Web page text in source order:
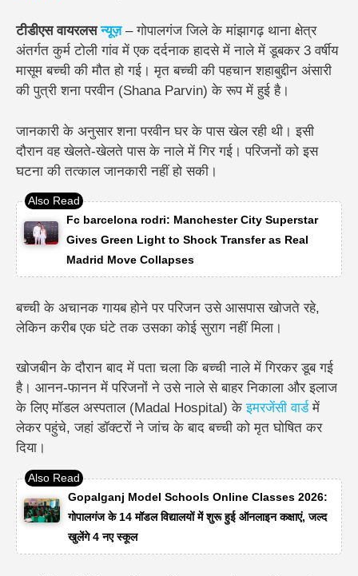
टीडीएस वायरलसन्यूज़– गोपालगंज जिले के मांझागढ़ थाना क्षेत्र
अंतर्गत कुर्म टोली गांव में एक दर्दनाक हादसे में नाले में डूबकर 3 वर्षीय
मासूम बच्ची की मौत हो गई। मृत बच्ची की पहचान शहाबुद्दीन अंसारी
की पुत्री शना परवीन (Shana Parvin) के रूप में हुई है।
जानकारी के अनुसार शना परवीन घर के पास खेल रही थी। इसी
दौरान वह खेलते-खेलते पास के नाले में गिर गई। परिजनों को इस
घटना की तत्काल जानकारी नहीं हो सकी।
Fc barcelona rodri: Manchester City Superstar
Gives Green Light to Shock Transfer as Real
Madrid Move Collapses
बच्ची के अचानक गायब होने पर परिजन उसे आसपास खोजते रहे,
लेकिन करीब एक घंटे तक उसका कोई सुराग नहीं मिला।
खोजबीन के दौरान बाद में पता चला कि बच्ची नाले में गिरकर डूब गई
है। आनन-फानन में परिजनों ने उसे नाले से बाहर निकाला और इलाज
के लिए मॉडल अस्पताल (Madal Hospital) केइमरजेंसी वार्डमें
लेकर पहुंचे, जहां डॉक्टरों ने जांच के बाद बच्ची को मृत घोषित कर
दिया।
Gopalganj Model Schools Online Classes 2026:
गोपालगंज के 14 मॉडल विद्यालयों में शुरू हुई ऑनलाइन कक्षाएं, जल्द
खुलेंगे 4 नए स्कूल